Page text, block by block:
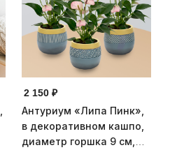
2 150 ₽
Антуриум «Липа Пинк»,
в декоративном кашпо,
диаметр горшка 9 см,